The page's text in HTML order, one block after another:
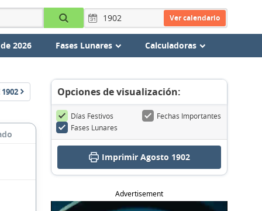
Ver calendario
2026 Fases Lunares Calculadoras
1902 Opciones de visualización:
Días Festivos
Fechas Importantes
Fases Lunares
Imprimir Agosto 1902
Advertisement